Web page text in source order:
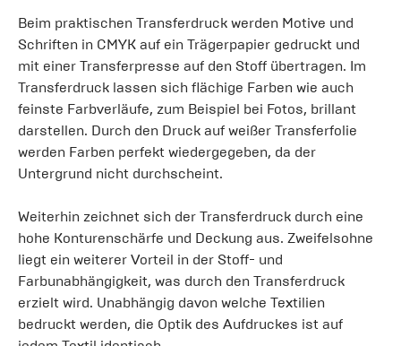
Beim praktischen Transferdruck werden Motive und
Schriften in CMYK auf ein Trägerpapier gedruckt und
mit einer Transferpresse auf den Stoff übertragen. Im
Transferdruck lassen sich flächige Farben wie auch
feinste Farbverläufe, zum Beispiel bei Fotos, brillant
darstellen. Durch den Druck auf weißer Transferfolie
werden Farben perfekt wiedergegeben, da der
Untergrund nicht durchscheint.
Weiterhin zeichnet sich der Transferdruck durch eine
hohe Konturenschärfe und Deckung aus. Zweifelsohne
liegt ein weiterer Vorteil in der Stoff- und
Farbunabhängigkeit, was durch den Transferdruck
erzielt wird. Unabhängig davon welche Textilien
bedruckt werden, die Optik des Aufdruckes ist auf